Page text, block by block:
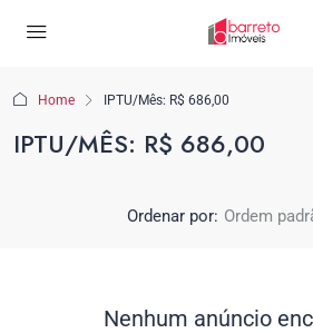
Home IPTU/Mês: R$ 686,00
IPTU/MÊS: R$ 686,00
Ordenar por: Ordem
Nenhum anúncio